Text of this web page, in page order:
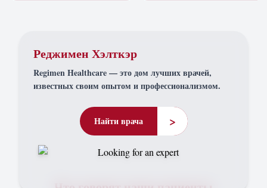
Реджимен Хэлткэр
Regimen Healthcare — это дом лучших врачей,
известных своим опытом и профессионализмом.
Найти врача >